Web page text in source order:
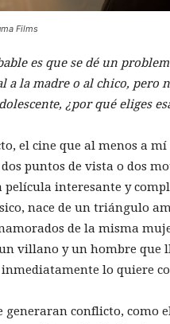
Films
es que se dé un
a la madre o al chico, pero
¿por qué eliges
el cine que al menos a mí
puntos de vista o dos
película interesante y
nace de un triángulo
de la misma
villano y un hombre que
lo quiere
conflicto, como